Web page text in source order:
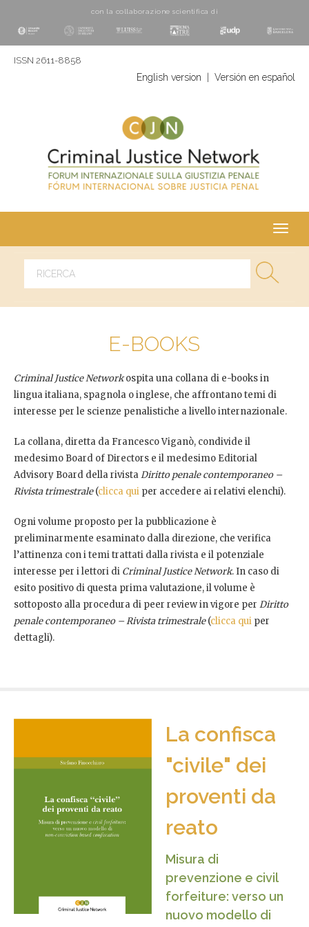
con la collaborazione scientifica di
ISSN 2611-8858
English version Versión en español
E-BOOKS
Criminal Justice Networkospita una collana di e-books in
lingua italiana, spagnola o inglese, che affrontano temi di
interesse per le scienze penalistiche a livello internazionale.
La collana, diretta da Francesco Viganò, condivide il
medesimo Board of Directors e il medesimo Editorial
Advisory Board della rivistaDiritto penale contemporaneo –
Rivista trimestrale(clicca qui per accedere ai relativi elenchi).
Ogni volume proposto per la pubblicazione è
preliminarmente esaminato dalla direzione, che verifica
l’attinenza con i temi trattati dalla rivista e il potenziale
interesse per i lettori di Criminal Justice Network. In caso di
esito positivo di questa prima valutazione, il volume è
sottoposto alla procedura di peer review in vigore per Diritto
penale contemporaneo – Rivista trimestrale(clicca qui per
dettagli).
La confisca
"civile" dei
proventi da
reato
Misura di
prevenzione e civil
forfeiture: verso un
nuovo modello di